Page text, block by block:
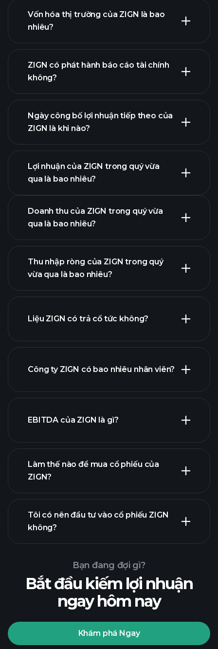
Vốn hóa thị trường của ZIGN là bao
nhiêu?
danh
sách cổ phiếu của chúng tôi
ZIGN có phát hành báo cáo tài chính
không?
tài chính của
ZIGN
Ngày công bố lợi nhuận tiếp theo của
ZIGN là khi nào?
Lịch công bố lợi nhuận
Lợi nhuận của ZIGN trong quý vừa
qua là bao nhiêu?
nhuận của ZIGN
Doanh thu của ZIGN trong quý vừa
qua là bao nhiêu?
cáo tài chính
Thu nhập ròng của ZIGN trong quý
vừa qua là bao nhiêu?
báo cáo tài chính
Liệu ZIGN có trả cổ tức không?
cổ phiếu trả cổ tức cao
Công ty ZIGN có bao nhiêu nhân viên?
nhà tuyển dụng lớn nhất
EBITDA của ZIGN là gì?
báo cáo tài chính
Làm thế nào để mua cổ phiếu của
ZIGN?
Playtrade
Tournaments
nhà môi
Tôi có nên đầu tư vào cổ phiếu ZIGN
không?
Bạn đang đợi gì?
Bắt đầu kiếm lợi nhuận
ngay hôm nay
Khám phá Ngay